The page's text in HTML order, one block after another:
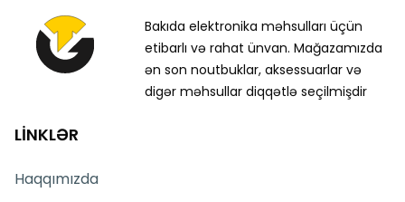
təmir xidmətləri göstərirlər.
MSI Z490 Gaming Plus modelini Bakıda sərfəli
qiymətə NƏĞD, KÖÇÜRMƏ və həmçinin KREDİT
şərtləri ilə əldə edə bilərsiniz.
məsafədə yerləşir.
Intel platforması üçün digər gaming
Bakıda elektronika məhsulları üçün
etibarlı və rahat ünvan. Mağazamızda
ən son noutbuklar, aksessuarlar və
digər məhsullar diqqətlə seçilmişdir
LİNKLƏR
Haqqımızda